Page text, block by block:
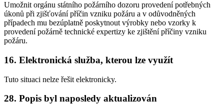
Umožnit orgánu státního požárního dozoru provedení potřebných
úkonů při zjišťování příčin vzniku požáru a v odůvodněných
případech mu bezúplatně poskytnout výrobky nebo vzorky k
provedení požárně technické expertizy ke zjištění příčiny vzniku
požáru.
16. Elektronická služba, kterou lze využít
Tuto situaci nelze řešit elektronicky.
28. Popis byl naposledy aktualizován